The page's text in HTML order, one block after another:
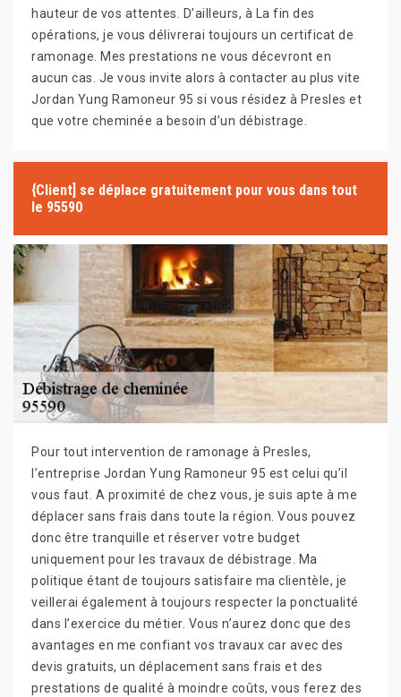
hauteur de vos attentes. D’ailleurs, à La fin des
opérations, je vous délivrerai toujours un certificat de
ramonage. Mes prestations ne vous décevront en
aucun cas. Je vous invite alors à contacter au plus vite
Jordan Yung Ramoneur 95 si vous résidez à Presles et
que votre cheminée a besoin d’un débistrage.
{Client] se déplace gratuitement pour vous dans tout
le 95590
Pour tout intervention de ramonage à Presles,
l’entreprise Jordan Yung Ramoneur 95 est celui qu’il
vous faut. A proximité de chez vous, je suis apte à me
déplacer sans frais dans toute la région. Vous pouvez
donc être tranquille et réserver votre budget
uniquement pour les travaux de débistrage. Ma
politique étant de toujours satisfaire ma clientèle, je
veillerai également à toujours respecter la ponctualité
dans l’exercice du métier. Vous n’aurez donc que des
avantages en me confiant vos travaux car avec des
devis gratuits, un déplacement sans frais et des
prestations de qualité à moindre coûts, vous ferez des